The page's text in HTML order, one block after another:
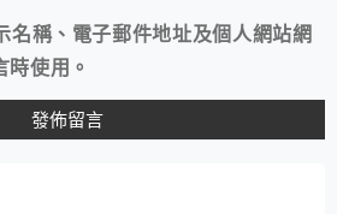
名稱、電子郵件地址及個人網站網
使用。